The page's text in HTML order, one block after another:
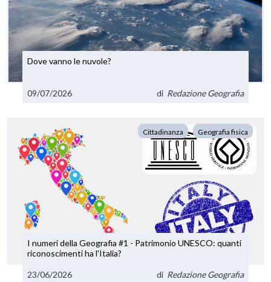
Dove vanno le nuvole?
09/07/2026 di Redazione Geografia
Cittadinanza Geografia fisica
I numeri della Geografia #1 - Patrimonio UNESCO: quanti
riconoscimenti ha l'Italia?
23/06/2026 di Redazione Geografia